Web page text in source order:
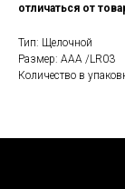
отличаться от
Тип: Щелочной
Размер: ААА /LR03
Количество в